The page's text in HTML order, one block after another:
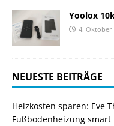
Yoolox
4. Oktober
NEUESTE BEITRÄGE
Heizkosten sparen: Eve
Fußbodenheizung smart